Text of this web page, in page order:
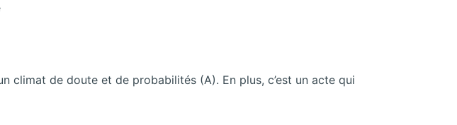
climat de doute et de probabilités (A). En plus, c’est un acte qui